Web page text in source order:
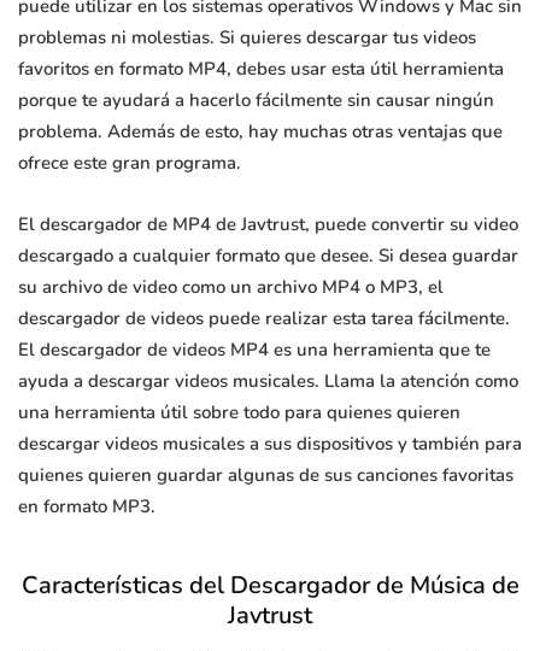
puede utilizar en los sistemas operativos Windows y Mac sin
problemas ni molestias. Si quieres descargar tus videos
favoritos en formato MP4, debes usar esta útil herramienta
porque te ayudará a hacerlo fácilmente sin causar ningún
problema. Además de esto, hay muchas otras ventajas que
ofrece este gran programa.
El descargador de MP4 de Javtrust, puede convertir su video
descargado a cualquier formato que desee. Si desea guardar
su archivo de video como un archivo MP4 o MP3, el
descargador de videos puede realizar esta tarea fácilmente.
El descargador de videos MP4 es una herramienta que te
ayuda a descargar videos musicales. Llama la atención como
una herramienta útil sobre todo para quienes quieren
descargar videos musicales a sus dispositivos y también para
quienes quieren guardar algunas de sus canciones favoritas
en formato MP3.
Características del Descargador de Música de
Javtrust